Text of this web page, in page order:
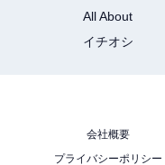
All About
イチオシ
会社概要
プライバシーポリシー